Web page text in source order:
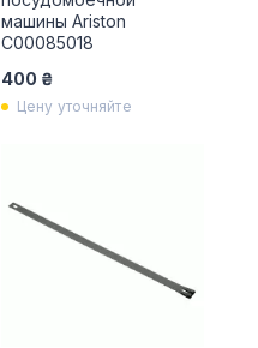
машины Ariston
C00085018
400 ₴
Цену уточняйте